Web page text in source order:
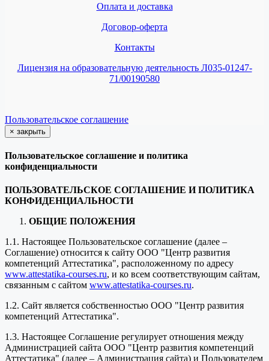
Оплата и доставка
Договор-оферта
Контакты
Лицензия на образовательную деятельность Л035-01247-
71/00190580
Пользовательское соглашение
× закрыть
Пользовательское соглашение и политика
конфиденциальности
ПОЛЬЗОВАТЕЛЬСКОЕ СОГЛАШЕНИЕ И ПОЛИТИКА
КОНФИДЕНЦИАЛЬНОСТИ
ОБЩИЕ ПОЛОЖЕНИЯ
1.1. Настоящее Пользовательское соглашение (далее –
Соглашение) относится к сайту ООО "Центр развития
компетенций Аттестатика", расположенному по адресу
www.attestatika-courses.ru, и ко всем соответствующим сайтам,
связанным с сайтом www.attestatika-courses.ru.
1.2. Сайт является собственностью ООО "Центр развития
компетенций Аттестатика".
1.3. Настоящее Соглашение регулирует отношения между
Администрацией сайта ООО "Центр развития компетенций
Аттестатика" (далее – Администрация сайта) и Пользователем